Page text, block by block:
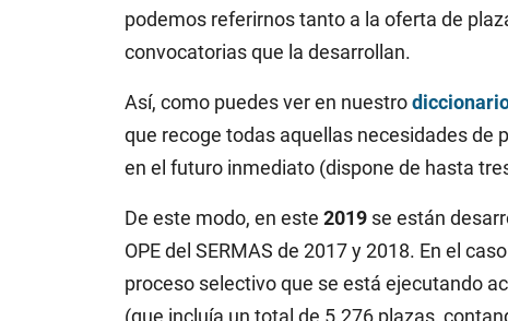
podemos referirnos tanto a la oferta de
convocatorias que la desarrollan.
Así, como puedes ver en nuestro
que recoge todas aquellas necesidades de
en el futuro inmediato (dispone de hasta
De este modo, en este 2019 se están
OPE del SERMAS de 2017 y 2018. En el
proceso selectivo que se está ejecutando
(que incluía un total de 5.276 plazas,